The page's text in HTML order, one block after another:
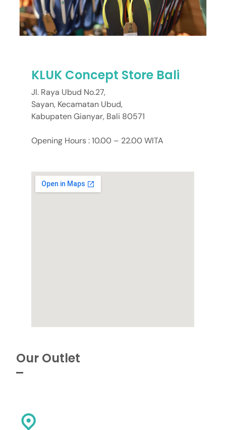
KLUK Concept Store Bali
Jl. Raya Ubud No.27,
Sayan, Kecamatan Ubud,
Kabupaten Gianyar, Bali 80571
Opening Hours : 10.00 – 22.00 WITA
Our Outlet